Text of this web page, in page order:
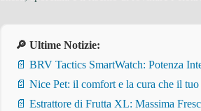
🔎 Ultime Notizie:
📄 BRV Tactics SmartWatch: Potenza
📄 Nice Pet: il comfort e la cura che il
📄 Estrattore di Frutta XL: Massima